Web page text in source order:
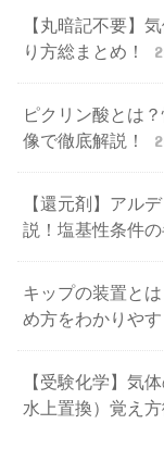
【丸暗記不要】
り方総まとめ！
ピクリン酸とは
像で徹底解説！
【還元剤】アル
説！塩基性条件
キップの装置と
め方をわかりやす
【受験化学】気
水上置換）覚え